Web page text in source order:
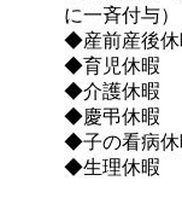
に一斉付与）
◆産前産後休
◆育児休暇
◆介護休暇
◆慶弔休暇
◆子の看病休
◆生理休暇